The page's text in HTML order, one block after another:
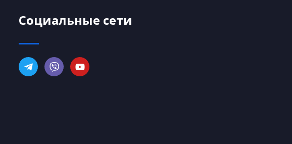
Социальные сети